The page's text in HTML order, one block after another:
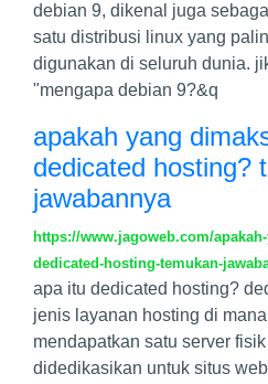
debian 9, dikenal juga
satu distribusi linux yang
digunakan di seluruh dunia.
"mengapa debian 9?&q
apakah yang
dedicated hosting?
jawabannya
https://www.jagoweb.com/
dedicated-hosting-temukan-
apa itu dedicated hosting?
jenis layanan hosting di
mendapatkan satu server
didedikasikan untuk situs